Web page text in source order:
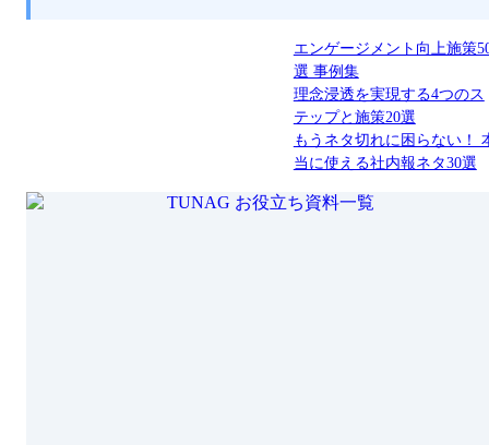
エンゲージメント向上施策
選 事例集
理念浸透を実現する4つのス
テップと施策20選
もうネタ切れに困らない！
当に使える社内報ネタ30選